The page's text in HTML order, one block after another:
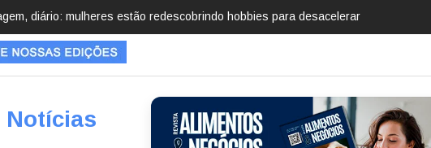
mil desaparecimentos em 2025, diz Anuário de Segurança
Notícias